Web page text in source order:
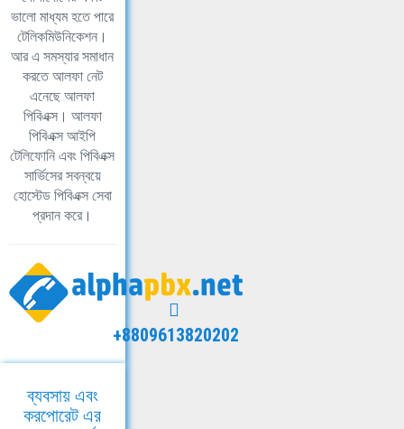
ভালো মাধ্যম হতে পারে
টেলিকমিউনিকেশন।
আর এ সমস্যার সমাধান
করতে আলফা নেট
এনেছে আলফা
পিবিএক্স। আলফা
পিবিএক্স আইপি
টেলিফোনি এবং পিবিএক্স
সার্ভিসের সবন্বয়ে
হোস্টেড পিবিএক্স সেবা
প্রদান করে।
+8809613820202
ব্যবসায় এবং
করপোরেট এর